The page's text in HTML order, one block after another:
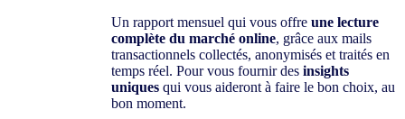
Un rapport mensuel qui vous offre une lecture
complète du marché online, grâce aux mails
transactionnels collectés, anonymisés et traités en
temps réel. Pour vous fournir des insights
uniques qui vous aideront à faire le bon choix, au
bon moment.